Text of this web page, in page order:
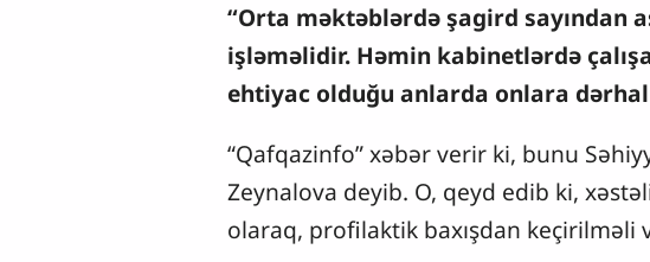
“Orta məktəblərdə şagird sayından
işləməlidir. Həmin kabinetlərdə
ehtiyac olduğu anlarda onlara
“Qafqazinfo” xəbər verir ki, bunu
Zeynalova deyib. O, qeyd edib ki,
olaraq, profilaktik baxışdan